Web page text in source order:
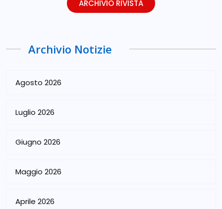
ARCHIVIO RIVISTA
Archivio Notizie
Agosto 2026
Luglio 2026
Giugno 2026
Maggio 2026
Aprile 2026